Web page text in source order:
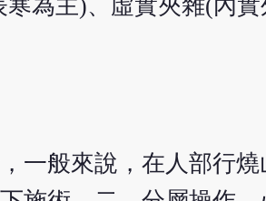
為主)、虛實夾雜(內
一般來說，在人部行